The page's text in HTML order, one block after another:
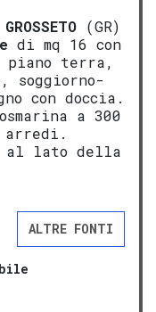
GROSSETO (GR)
di mq 16 con
piano terra,
soggiorno-
con doccia.
a 300
arredi.
al lato della
ALTRE FONTI